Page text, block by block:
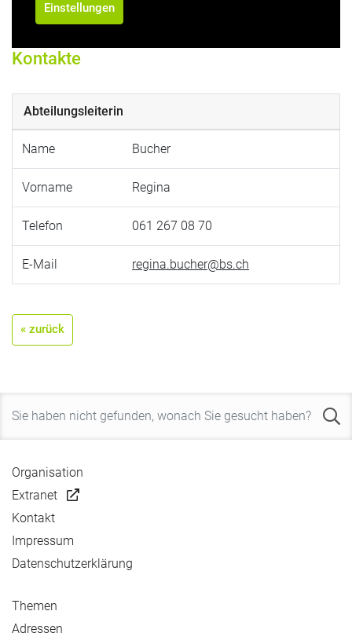
Einstellungen
Kontakte
Abteilungsleiterin
Name Bucher
Vorname Regina
Telefon 061 267 08 70
E-Mail regina.bucher@bs.ch
« zurück
Organisation
Extranet
Kontakt
Impressum
Datenschutzerklärung
Themen
Adressen